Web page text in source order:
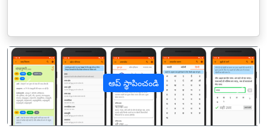
ఆప్ స్థాపించండి
पिछला